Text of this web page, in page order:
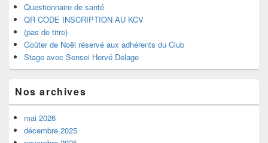
Questionnaire de santé
QR CODE INSCRIPTION AU KCV
(pas de titre)
Goûter de Noël réservé aux adhérents du Club
Stage avec Sensei Hervé Delage
Nos archives
mai 2026
décembre 2025